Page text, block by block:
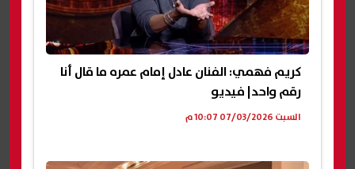
كريم فهمي: الفنان عادل إمام عمره ما قال أنا
رقم واحد| فيديو
السبت 07/03/2026 10:07 م